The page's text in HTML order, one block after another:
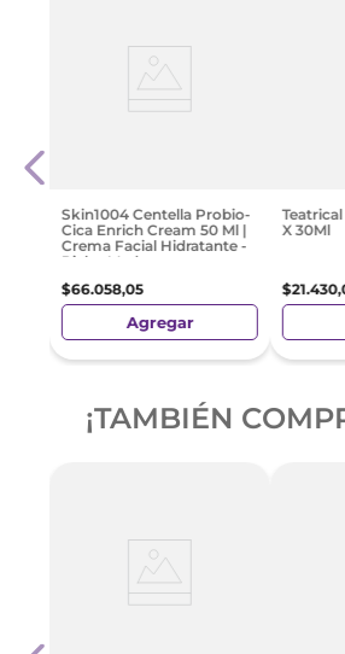
Skin1004 Centella Probio-
Cica Enrich Cream 50 Ml |
Crema Facial Hidratante -
Pieles Maduras
$66.058,05
Agregar
X 30Ml
$21.430,
¡TAMBIÉN